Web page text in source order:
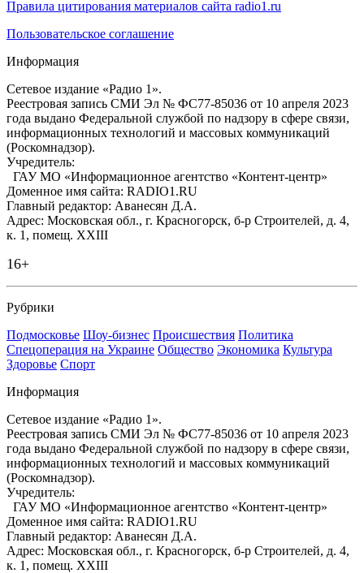
Правила цитирования материалов сайта radio1.ru
Пользовательское соглашение
Информация
Сетевое издание «Радио 1».
Реестровая запись СМИ Эл № ФС77-85036 от 10 апреля 2023
года выдано Федеральной службой по надзору в сфере связи,
информационных технологий и массовых коммуникаций
(Роскомнадзор).
Учредитель:
ГАУ МО «Информационное агентство «Контент-центр»
Доменное имя сайта: RADIO1.RU
Главный редактор: Аванесян Д.А.
Адрес: Московская обл., г. Красногорск, б-р Строителей, д. 4,
к. 1, помещ. XXIII
16+
Рубрики
Подмосковье Шоу-бизнес Происшествия Политика
Спецоперация на Украине Общество Экономика Культура
Здоровье Спорт
Информация
Сетевое издание «Радио 1».
Реестровая запись СМИ Эл № ФС77-85036 от 10 апреля 2023
года выдано Федеральной службой по надзору в сфере связи,
информационных технологий и массовых коммуникаций
(Роскомнадзор).
Учредитель:
ГАУ МО «Информационное агентство «Контент-центр»
Доменное имя сайта: RADIO1.RU
Главный редактор: Аванесян Д.А.
Адрес: Московская обл., г. Красногорск, б-р Строителей, д. 4,
к. 1, помещ. XXIII